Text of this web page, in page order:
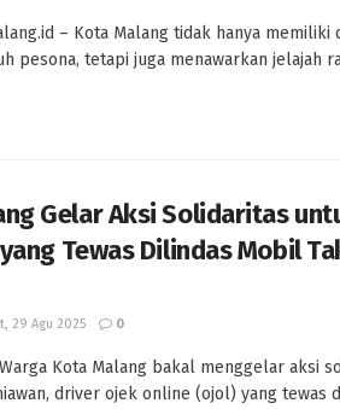
– Kota Malang tidak hanya memiliki
pesona, tetapi juga menawarkan jelajah
Gelar Aksi Solidaritas
Tewas Dilindas Mobil
29 Agu 2025 0
Kota Malang bakal menggelar aksi
driver ojek online (ojol) yang tewas